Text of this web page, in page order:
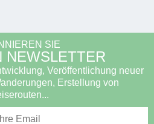
SIE
NEWSLETTER
Veröffentlichung neuer
Erstellung von